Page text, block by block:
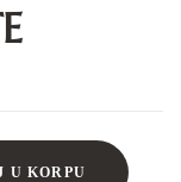
U KORPU